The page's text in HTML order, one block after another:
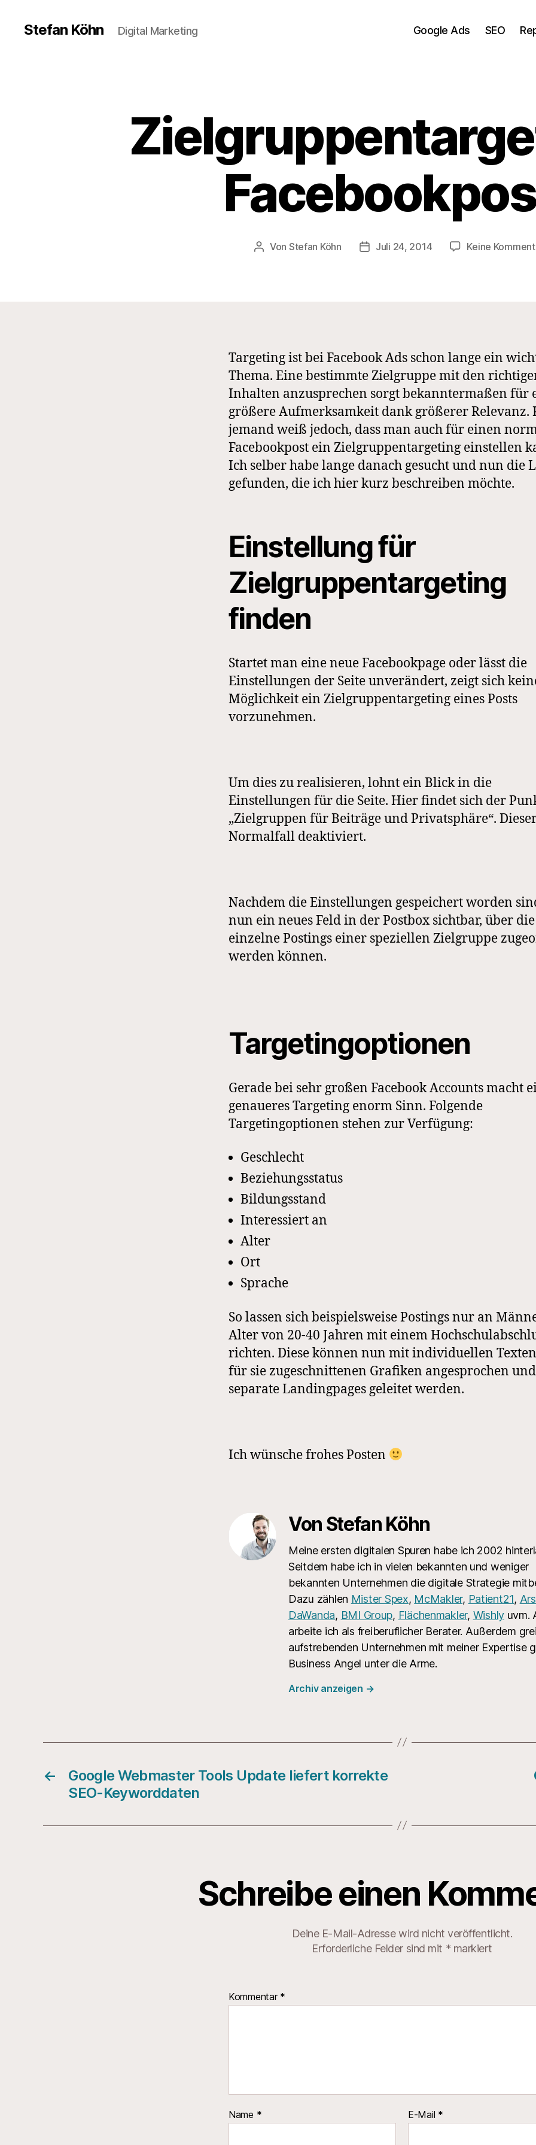
Stefan Köhn Digital Marketing Google Ads SEO
Beitragsautor
Von Stefan Köhn Beitragsdatum
Juli 24, 2014 Keine
Targeting ist bei Facebook Ads schon lange ein
Thema. Eine bestimmte Zielgruppe mit den
Inhalten anzusprechen sorgt bekanntermaßen für
größere Aufmerksamkeit dank größerer Relevanz.
jemand weiß jedoch, dass man auch für einen
Facebookpost ein Zielgruppentargeting einstellen
Ich selber habe lange danach gesucht und nun die
gefunden, die ich hier kurz beschreiben möchte.
Einstellung für
Zielgruppentargeting
finden
Startet man eine neue Facebookpage oder lässt die
Einstellungen der Seite unverändert, zeigt sich
Möglichkeit ein Zielgruppentargeting eines Posts
vorzunehmen.
Um dies zu realisieren, lohnt ein Blick in die
Einstellungen für die Seite. Hier findet sich der
„Zielgruppen für Beiträge und Privatsphäre“.
Normalfall deaktiviert.
Nachdem die Einstellungen gespeichert worden
nun ein neues Feld in der Postbox sichtbar, über die
einzelne Postings einer speziellen Zielgruppe
werden können.
Targetingoptionen
Gerade bei sehr großen Facebook Accounts macht
genaueres Targeting enorm Sinn. Folgende
Targetingoptionen stehen zur Verfügung:
Geschlecht
Beziehungsstatus
Bildungsstand
Interessiert an
Alter
Ort
Sprache
So lassen sich beispielsweise Postings nur an
Alter von 20-40 Jahren mit einem
richten. Diese können nun mit individuellen
für sie zugeschnittenen Grafiken angesprochen
separate Landingpages geleitet werden.
Ich wünsche frohes Posten
Von Stefan Köhn
Meine ersten digitalen Spuren habe ich 2002
Seitdem habe ich in vielen bekannten und weniger
bekannten Unternehmen die digitale Strategie
Dazu zählen Mister Spex, McMakler, Patient21,
DaWanda, BMI Group, Flächenmakler, Wishly uvm.
arbeite ich als freiberuflicher Berater. Außerdem
aufstrebenden Unternehmen mit meiner Expertise
Business Angel unter die Arme.
Archiv anzeigen →
←
Google Webmaster Tools Update liefert korrekte
SEO-Keyworddaten
Schreibe einen
Deine E-Mail-Adresse wird nicht veröffentlicht.
Erforderliche Felder sind mit * markiert
Kommentar *
Name * E-Mail *